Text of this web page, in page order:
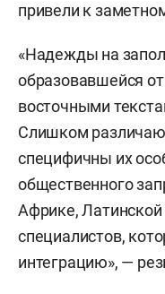
привели к
«Надежды на
образовавшейся
восточными
Слишком
специфичны их
общественного
Африке,
специалистов,
интеграцию», —